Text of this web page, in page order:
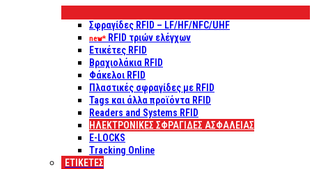
Σφραγίδες RFID – LF/HF/NFC/UHF
new* RFID τριών ελέγχων
Ετικέτες RFID
Βραχιολάκια RFID
Φάκελοι RFID
Πλαστικές σφραγίδες με RFID
Tags και άλλα προϊόντα RFID
Readers and Systems RFID
ΗΛΕΚΤΡΟΝΙΚΕΣ ΣΦΡΑΓΙΔΕΣ ΑΣΦΑΛΕΙΑΣ
E-LOCKS
Tracking Online
ΕΤΙΚΈΤΕΣ